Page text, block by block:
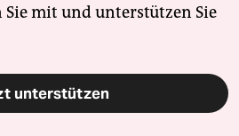
Sie mit und unterstützen Sie
unterstützen